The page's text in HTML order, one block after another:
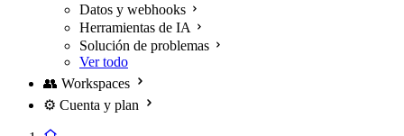
Datos y webhooks
Herramientas de IA
Solución de problemas
Ver todo
👥 Workspaces
⚙️ Cuenta y plan